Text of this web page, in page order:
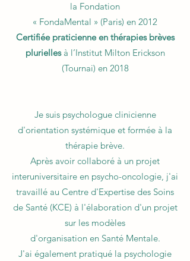
la Fondation
« FondaMental » (Paris) en 2012
Certifiée praticienne en thérapies brèves
pluriellesà l’Institut Milton Erickson
(Tournai) en 2018
Je suis psychologue clinicienne
d'orientation systémique et formée à la
thérapie brève.
Après avoir collaboré à un projet
interuniversitaire en psycho-oncologie, j'ai
travaillé au Centre d'Expertise des Soins
de Santé (KCE) à l'élaboration d'un projet
sur les modèles
d'organisation en Santé Mentale.
J'ai également pratiqué la psychologie